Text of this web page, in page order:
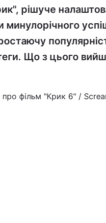
рішуче
Що з цього
фільм "Крик 6" /